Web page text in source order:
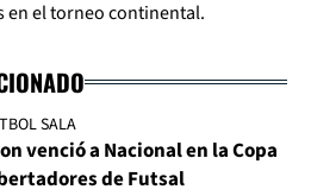
en el torneo continental.
SALA
venció a Nacional en la Copa
de Futsal